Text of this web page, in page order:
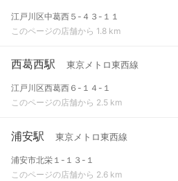
江戸川区中葛西５-４３-１１
このページの店舗から 1.8 km
西葛西駅 東京メトロ東西線
江戸川区西葛西６-１４-１
このページの店舗から 2.5 km
浦安駅 東京メトロ東西線
浦安市北栄１-１３-１
このページの店舗から 2.6 km